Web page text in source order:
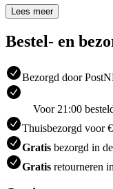
Lees meer
Bestel- en
Bezorgd door
Voor 21:00
Thuisbezorgd voor
Gratis bezorgd in
Gratis retourneren